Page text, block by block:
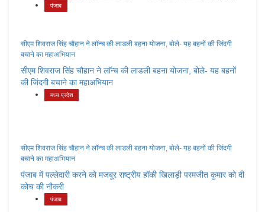
पंजाब
सीएम शिवराज सिंह चौहान ने लाॅन्च की लाडली बहना योजना, बोले- यह बहनों की जिंदगी
बचाने का महाअभियान
सीएम शिवराज सिंह चौहान ने लाॅन्च की लाडली बहना योजना, बोले- यह बहनों
की जिंदगी बचाने का महाअभियान
मध्य प्रदेश
सीएम शिवराज सिंह चौहान ने लाॅन्च की लाडली बहना योजना, बोले- यह बहनों की जिंदगी
बचाने का महाअभियान
पंजाब में पल्लेदारी करने को मजबूर राष्ट्रीय हॉकी खिलाड़ी परमजीत कुमार को दी
कोच की नौकरी
पंजाब